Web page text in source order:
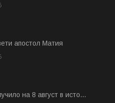
апостол Матия
на 8 август в исто...